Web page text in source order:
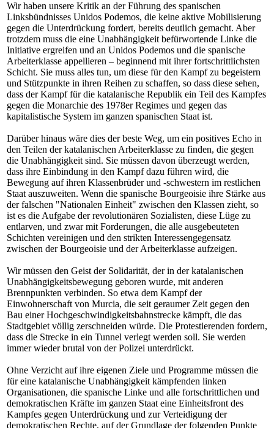
Wir haben unsere Kritik an der Führung des spanischen
Linksbündnisses Unidos Podemos, die keine aktive Mobilisierung
gegen die Unterdrückung fordert, bereits deutlich gemacht. Aber
trotzdem muss die eine Unabhängigkeit befürwortende Linke die
Initiative ergreifen und an Unidos Podemos und die spanische
Arbeiterklasse appellieren – beginnend mit ihrer fortschrittlichsten
Schicht. Sie muss alles tun, um diese für den Kampf zu begeistern
und Stützpunkte in ihren Reihen zu schaffen, so dass diese sehen,
dass der Kampf für die katalanische Republik ein Teil des Kampfes
gegen die Monarchie des 1978er Regimes und gegen das
kapitalistische System im ganzen spanischen Staat ist.
Darüber hinaus wäre dies der beste Weg, um ein positives Echo in
den Teilen der katalanischen Arbeiterklasse zu finden, die gegen
die Unabhängigkeit sind. Sie müssen davon überzeugt werden,
dass ihre Einbindung in den Kampf dazu führen wird, die
Bewegung auf ihren Klassenbrüder und -schwestern im restlichen
Staat auszuweiten. Wenn die spanische Bourgeoisie ihre Stärke aus
der falschen "Nationalen Einheit" zwischen den Klassen zieht, so
ist es die Aufgabe der revolutionären Sozialisten, diese Lüge zu
entlarven, und zwar mit Forderungen, die alle ausgebeuteten
Schichten vereinigen und den strikten Interessengegensatz
zwischen der Bourgeoisie und der Arbeiterklasse aufzeigen.
Wir müssen den Geist der Solidarität, der in der katalanischen
Unabhängigkeitsbewegung geboren wurde, mit anderen
Brennpunkten verbinden. So etwa dem Kampf der
Einwohnerschaft von Murcia, die seit geraumer Zeit gegen den
Bau einer Hochgeschwindigkeitsbahnstrecke kämpft, die das
Stadtgebiet völlig zerschneiden würde. Die Protestierenden fordern,
dass die Strecke in ein Tunnel verlegt werden soll. Sie werden
immer wieder brutal von der Polizei unterdrückt.
Ohne Verzicht auf ihre eigenen Ziele und Programme müssen die
für eine katalanische Unabhängigkeit kämpfenden linken
Organisationen, die spanische Linke und alle fortschrittlichen und
demokratischen Kräfte im ganzen Staat eine Einheitsfront des
Kampfes gegen Unterdrückung und zur Verteidigung der
demokratischen Rechte, auf der Grundlage der folgenden Punkte